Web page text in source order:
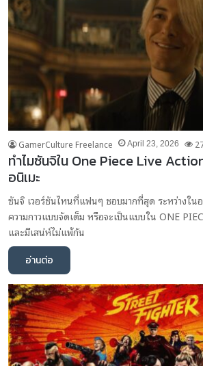
GamerCulture Freelance April 23, 2026
ทำไมซันจิใน One Piece Live
อนิเมะ
ซันจิ เวอร์ชันไหนที่แฟนๆ ชอบมากที่สุด ระหว่างใน
ความกาวแบบจัดเต็ม หรือจะเป็นแบบใน ONE
และมีเสน่ห์ไม่แพ้กัน
อ่านต่อ